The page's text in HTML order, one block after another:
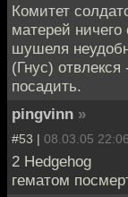
Комитет
матерей
шушеля
(Гнус)
посадить.
pingvinn »
#53 | 08.03.05 22:06
2 Hedgehog
гематом